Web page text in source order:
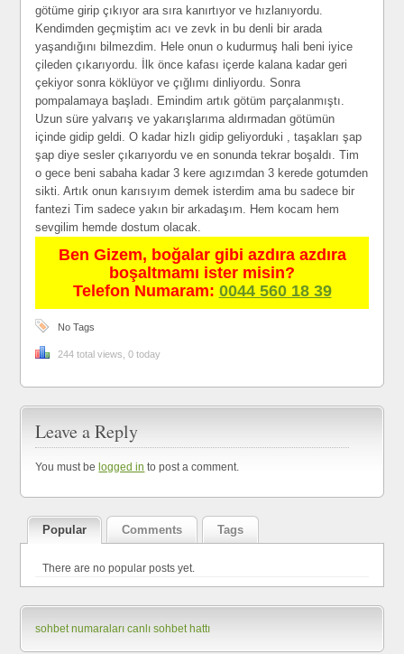
götüme girip çıkıyor ara sıra kanırtıyor ve hızlanıyordu.
Kendimden geçmiştim acı ve zevk in bu denli bir arada
yaşandığını bilmezdim. Hele onun o kudurmuş hali beni iyice
çileden çıkarıyordu. İlk önce kafası içerde kalana kadar geri
çekiyor sonra köklüyor ve çığlımı dinliyordu. Sonra
pompalamaya başladı. Emindim artık götüm parçalanmıştı.
Uzun süre yalvarış ve yakarışlarıma aldırmadan götümün
içinde gidip geldi. O kadar hizlı gidip geliyorduki , taşakları şap
şap diye sesler çıkarıyordu ve en sonunda tekrar boşaldı. Tim
o gece beni sabaha kadar 3 kere agızımdan 3 kerede gotumden
sikti. Artık onun karısıyım demek isterdim ama bu sadece bir
fantezi Tim sadece yakın bir arkadaşım. Hem kocam hem
sevgilim hemde dostum olacak.
Ben Gizem, boğalar gibi azdıra azdıra
boşaltmamı ister misin?
Telefon Numaram: 0044 560 18 39
No Tags
244 total views, 0 today
Leave a Reply
You must be logged in to post a comment.
Popular Comments Tags
There are no popular posts yet.
sohbet numaraları canlı sohbet hattı